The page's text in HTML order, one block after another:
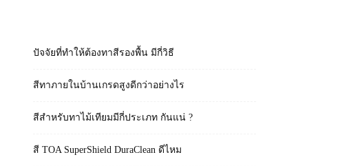
ปัจจัยที่ทำให้ต้องทาสีรองพื้น มีกี่วิธี
สีทาภายในบ้านเกรดสูงดีกว่าอย่างไร
สีสำหรับทาไม้เทียมมีกี่ประเภท กันแน่ ?
สี TOA SuperShield DuraClean ดีไหม